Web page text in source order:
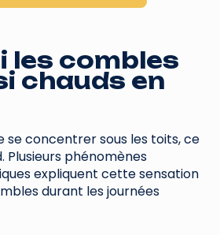
les combles
chauds en
se concentrer sous les toits, ce
Plusieurs phénomènes
expliquent cette sensation
durant les journées